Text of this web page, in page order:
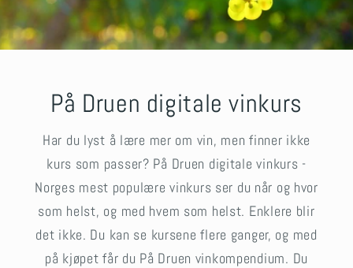
På Druen digitale vinkurs
Har du lyst å lære mer om vin, men finner ikke
kurs som passer? På Druen digitale vinkurs -
Norges mest populære vinkurs ser du når og hvor
som helst, og med hvem som helst. Enklere blir
det ikke. Du kan se kursene flere ganger, og med
på kjøpet får du På Druen vinkompendium. Du